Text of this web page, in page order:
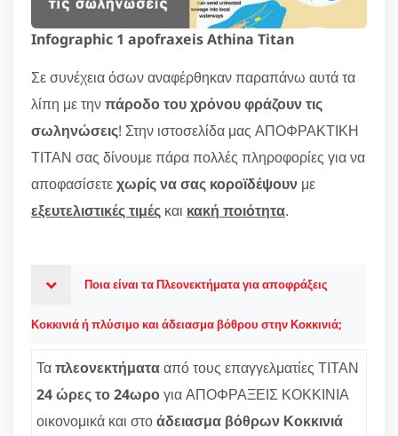
Infographic 1 apofraxeis Athina Titan
Σε συνέχεια όσων αναφέρθηκαν παραπάνω αυτά τα
λίπη με τηνπάροδο του χρόνου φράζουν τις
σωληνώσεις! Στην ιστοσελίδα μας ΑΠΟΦΡΑΚΤΙΚΗ
ΤΙΤΑΝ σας δίνουμε πάρα πολλές πληροφορίες για να
αποφασίσετεχωρίς να σας κοροϊδέψουν με
εξευτελιστικές τιμές και κακή ποιότητα.
Ποια είναι τα Πλεονεκτήματα για αποφράξεις
Κοκκινιά ή πλύσιμο και άδειασμα βόθρου στην Κοκκινιά;
Ταπλεονεκτήματααπό τους επαγγελματίες ΤΙΤΑΝ
24 ώρες το 24ωρογια ΑΠΟΦΡΑΞΕΙΣ ΚΟΚΚΙΝΙΑ
οικονομικά και στοάδειασμα βόθρων Κοκκινιά